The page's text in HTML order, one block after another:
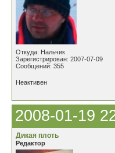
Откуда: Нальчик
Зарегистрирован: 2007-07-09
Сообщений: 355
Неактивен
2008-01-19
Дикая плоть
Редактор